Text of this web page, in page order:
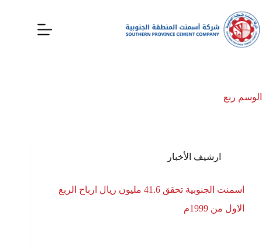
الوسم ربع
ارشيف الأخبار
اسمنت الجنوبية تحقق 41.6 مليون ريال ارباح الربع
الاول من 1999م